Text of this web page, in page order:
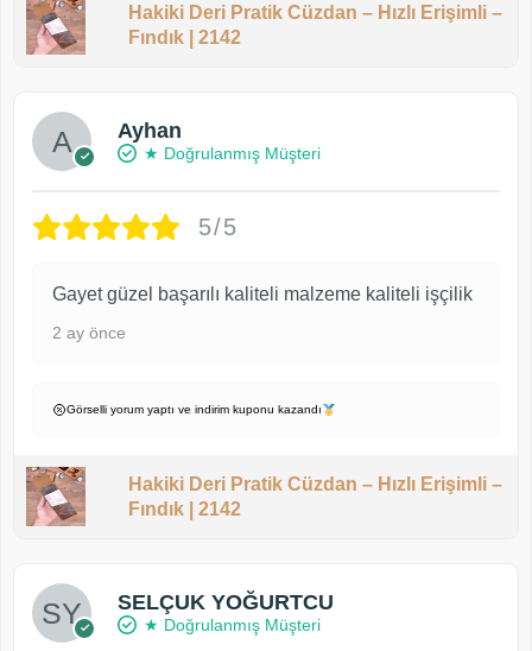
Hakiki Deri Pratik Cüzdan – Hızlı Erişimli –
Fındık | 2142
Ayhan
★ Doğrulanmış Müşteri
5/5
Gayet güzel başarılı kaliteli malzeme kaliteli işçilik
2 ay önce
Görselli yorum yaptı ve indirim kuponu kazandı
Hakiki Deri Pratik Cüzdan – Hızlı Erişimli –
Fındık | 2142
SELÇUK YOĞURTCU
★ Doğrulanmış Müşteri